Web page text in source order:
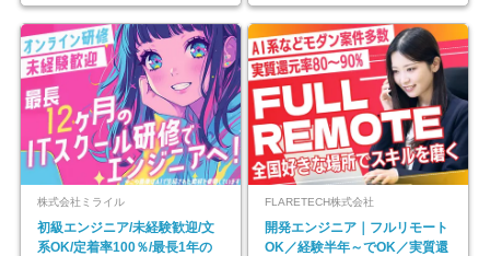
株式会社ミライル
初級エンジニア/未経験歓迎/文
系OK/定着率100％/最長1年の
FLARETECH株式会社
開発エンジニア｜フルリモート
OK／経験半年～でOK／実質還